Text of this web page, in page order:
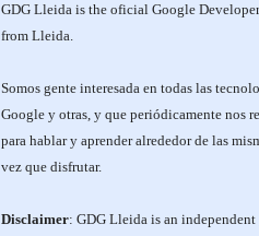
GDG Lleida is the oficial Google
from Lleida.
Somos gente interesada en todas las
Google y otras, y que periódicamente nos
para hablar y aprender alrededor de las
vez que disfrutar.
Disclaimer: GDG Lleida is an